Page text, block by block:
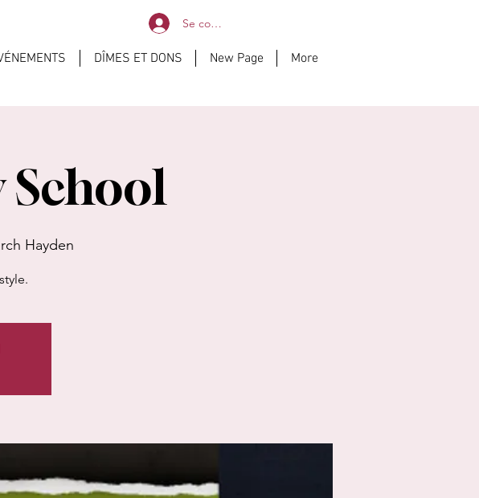
Se connecter
DÎMES ET DONS New Page More
School
Hayden